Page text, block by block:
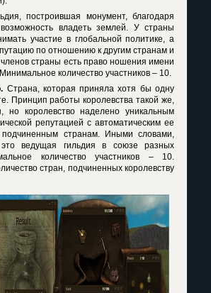
построившая монумент, благодаря
владеть землей. У страны
участие в глобальной политике, а
по отношению к другим странам и
страны есть право ношения имени
количество участников – 10.
Страна, которая приняла хотя бы одну
Принцип работы королевства такой же,
но королевство наделено уникальным
репутацией с автоматическим ее
странам. Иными словами,
это ведущая гильдия в союзе разных
количество участников – 10.
стран, подчиненных королевству